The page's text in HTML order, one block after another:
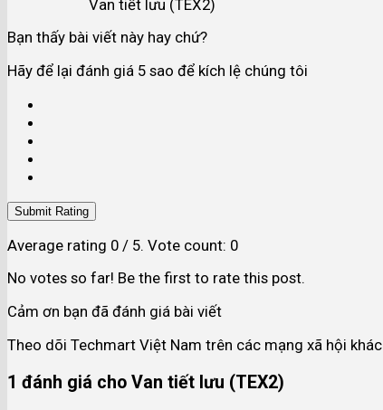
Van tiết lưu (TEX2)
Bạn thấy bài viết này hay chứ?
Hãy để lại đánh giá 5 sao để kích lệ chúng tôi
Submit Rating
Average rating 0 / 5. Vote count: 0
No votes so far! Be the first to rate this post.
Cảm ơn bạn đã đánh giá bài viết
Theo dõi Techmart Việt Nam trên các mạng xã hội khác
1 đánh giá cho Van tiết lưu (TEX2)